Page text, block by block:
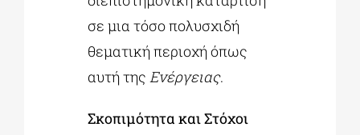
σε μια τόσο πολυσχιδή
θεματική περιοχή όπως
αυτή τηςΕνέργειας.
Σκοπιμότητα και Στόχοι